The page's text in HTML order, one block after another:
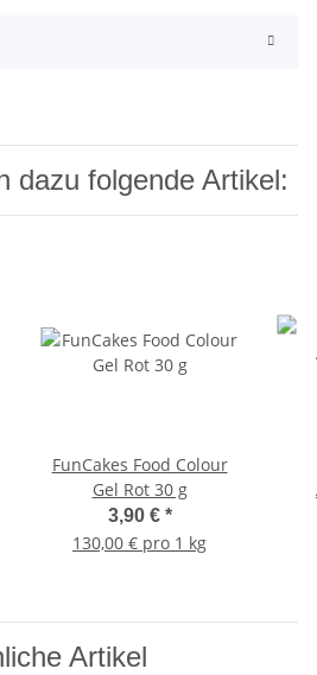
dazu folgende Artikel:
FunCakes Food Colour
Gel Rot 30 g
3,90 € *
130,00 € pro 1 kg
Artikel